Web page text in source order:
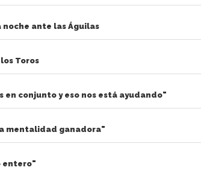
ante las Águilas
Toros
en conjunto y eso nos está ayudando"
mentalidad ganadora"
entero"